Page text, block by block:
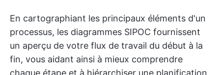
En cartographiant les principaux éléments d'un
processus, les diagrammes SIPOC fournissent
un aperçu de votre flux de travail du début à la
fin, vous aidant ainsi à mieux comprendre
chaque étape et à hiérarchiser une planification